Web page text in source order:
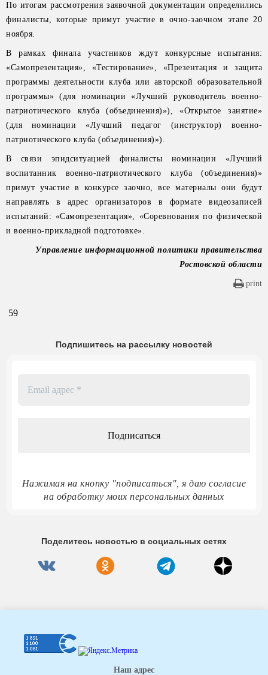
По итогам рассмотрения заявочной документации определились
финалисты, которые примут участие в очно-заочном этапе 20
ноября.
В рамках финала участников ждут конкурсные испытания:
«Самопрезентация», «Тестирование», «Презентация и защита
программы деятельности клуба или авторской образовательной
программы» (для номинации «Лучший руководитель военно-
патриотического клуба (объединения)»), «Открытое занятие»
(для номинации «Лучший педагог (инструктор) военно-
патриотического клуба (объединения)»).
В связи эпидситуацией финалисты номинации «Лучший
воспитанник военно-патриотического клуба (объединения)»
примут участие в конкурсе заочно, все материалы они будут
направлять в адрес организаторов в формате видеозаписей
испытаний: «Самопрезентация», «Соревнования по физической
и военно-прикладной подготовке».
Управление информационной политики правительства
Ростовской области
print
59
Подпишитесь на рассылку новостей
Нажимая на кнопку "подписаться", я даю согласие
на обработку моих персональных данных
Поделитесь новостью в социальных сетях
Наш адрес